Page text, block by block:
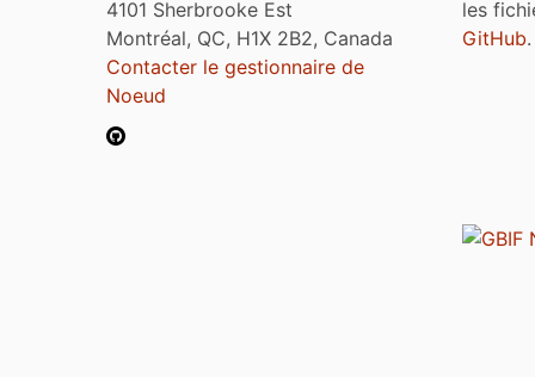
4101 Sherbrooke Est
Montréal, QC, H1X 2B2, Canada
Contacter le gestionnaire de
Noeud
les
GitHub.